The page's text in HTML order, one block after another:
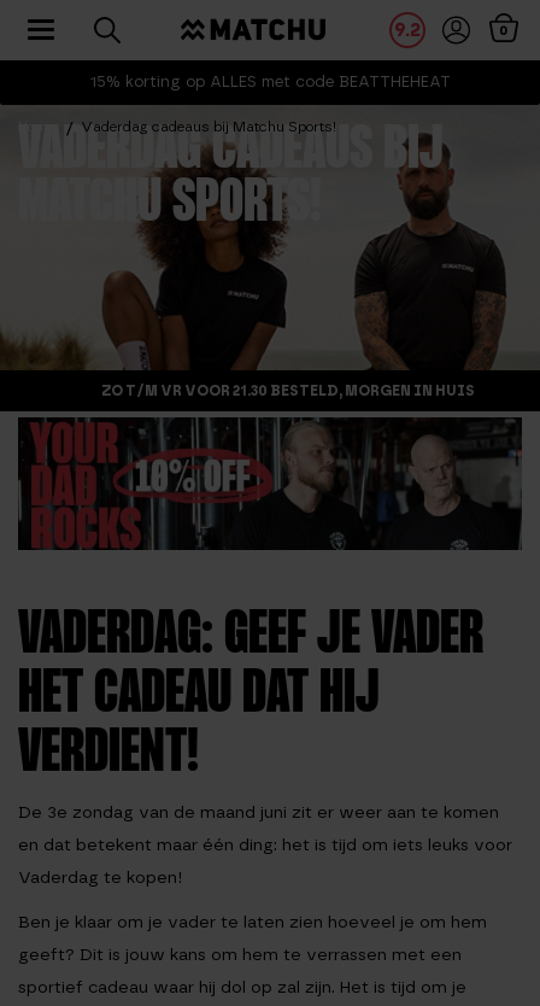
15% korting op ALLES met code BEATTHEHEAT
9.2 0
Toggle navigation
Vaderdag cadeaus bij Matchu Sports!
VADERDAG CADEAUS BIJ
MATCHU SPORTS!
ZO T/M VR VOOR 21.30 BESTELD, MORGEN IN HUIS
VADERDAG: GEEF JE VADER
HET CADEAU DAT HIJ
VERDIENT!
De 3e zondag van de maand juni zit er weer aan te komen
en dat betekent maar één ding: het is tijd om iets leuks voor
Vaderdag te kopen!
Ben je klaar om je vader te laten zien hoeveel je om hem
geeft? Dit is jouw kans om hem te verrassen met een
sportief cadeau waar hij dol op zal zijn. Het is tijd om je